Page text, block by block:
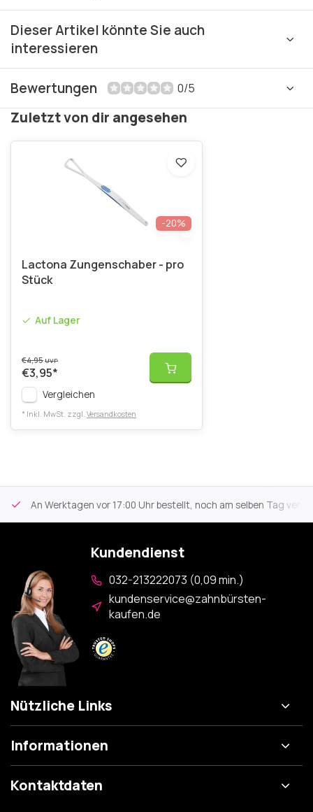
Dieser Artikel könnte Sie auch
interessieren
Bewertungen 0/5
Zuletzt von dir angesehen
-20%
Lactona Zungenschaber - pro
Stück
Auf Lager
€4,95UVP
€3,95*
Vergleichen
* Inkl. MwSt. zzgl. Versandkosten
An Werktagen vor 17:00 Uhr bestellt, noch am selben Tag
Kundendienst
032-213222073 (0,09 min.)
kundenservice@zahnbürsten-
kaufen.de
Nützliche Links
Informationen
Kontaktdaten